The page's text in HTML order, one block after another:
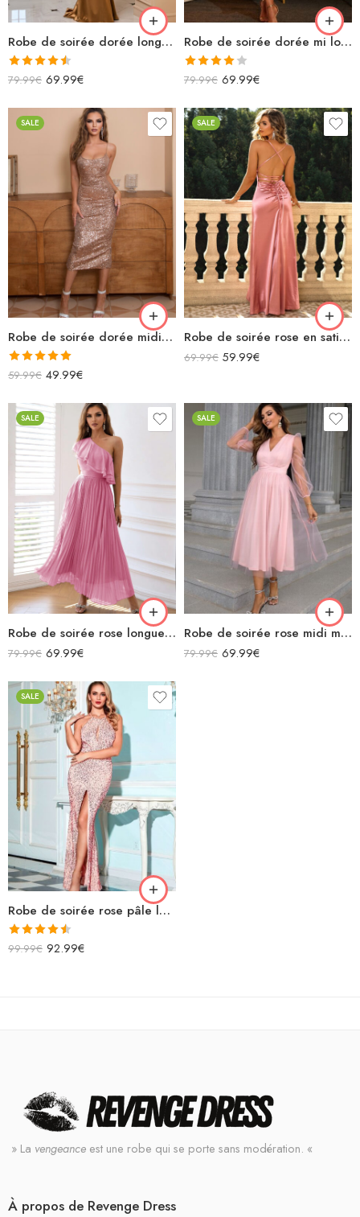
Robe de soirée dorée longue sirène asymétrique dos nu avec découpes en satin
Note4.50
79.99€ 69.99€
Robe de soirée dorée mi longue sans manches col v avec franges à paillettes
Note
5
79.99€ 69.99€
SALE
Robe de soirée dorée midi bretelles spaghettis à paillettes avec lacets dans le dos
Note5.00
59.99€ 49.99€
SALE
Robe de soirée rose en satin longue fendue col bénitier bretelles spaghettis croisées dans le dos avec lacets
69.99€ 59.99€
SALE
Robe de soirée rose longue asymétrique avec volants plissée
79.99€ 69.99€
SALE
Robe de soirée rose midi manches longues transparentes col v
79.99€ 69.99€
SALE
Robe de soirée rose pâle longue à paillettes ras du cou fendue sequins
Note4.50
99.99€ 92.99€
» La vengeance est une robe qui se porte sans modération. «
À propos de Revenge Dress